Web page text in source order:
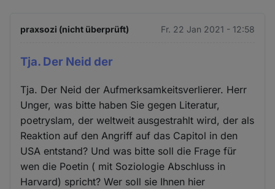
praxsozi (nicht überprüft) Fr. 22 Jan 2021 - 12:58
Tja. Der Neid der
Tja. Der Neid der Aufmerksamkeitsverlierer. Herr
Unger, was bitte haben Sie gegen Literatur,
poetryslam, der weltweit ausgestrahlt wird, der als
Reaktion auf den Angriff auf das Capitol in den
USA entstand? Und was bitte soll die Frage für
wen die Poetin ( mit Soziologie Abschluss in
Harvard) spricht? Wer soll sie Ihnen hier